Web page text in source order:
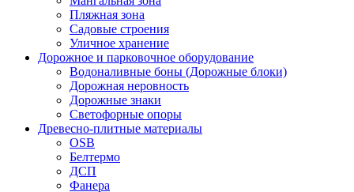
Пляжная зона
Садовые строения
Уличное хранение
Дорожное и парковочное оборудование
Водоналивные боны (Дорожные блоки)
Дорожная неровность
Дорожные знаки
Светофорные опоры
Древесно-плитные материалы
OSB
Белтермо
ДСП
Фанера